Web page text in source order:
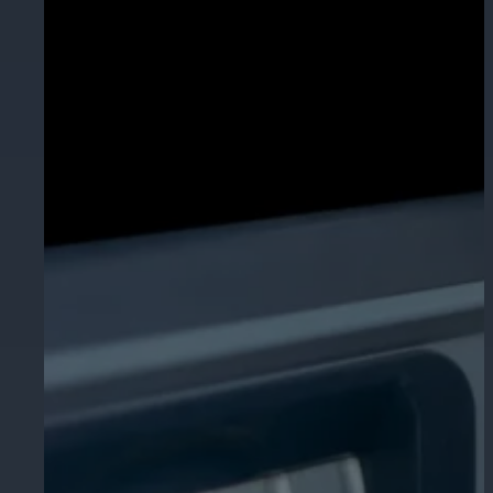
L'hospitalité
Améliorez la sécurité des clients,